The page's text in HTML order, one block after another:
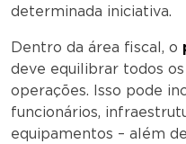
determinada iniciativa.
Dentro da área fiscal, o
deve equilibrar todos
operações. Isso pode
funcionários,
equipamentos – além